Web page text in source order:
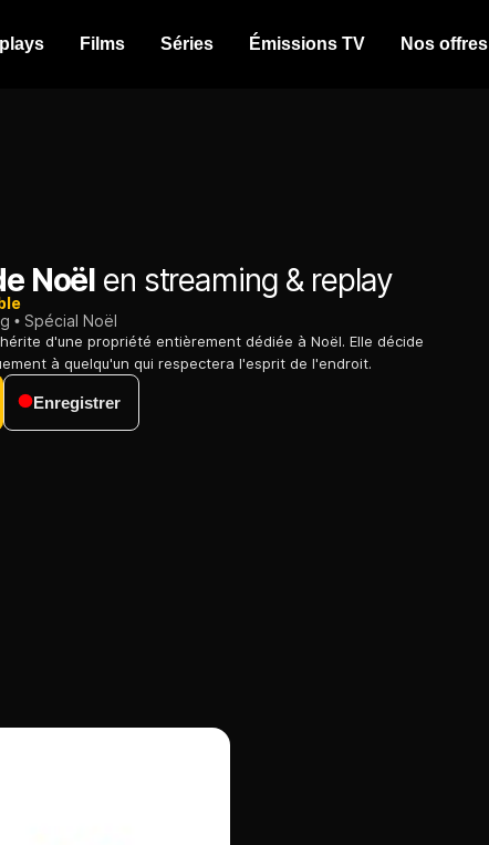
Films Séries Émissions TV Nos offres
Noël en streaming & replay
Spécial Noël
d'une propriété entièrement dédiée à Noël. Elle décide
à quelqu'un qui respectera l'esprit de l'endroit.
Enregistrer